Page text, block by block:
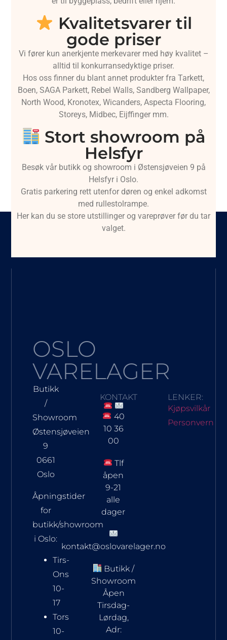
Kvalitetsvarer til
gode priser
Vi fører kun anerkjente merkevarer med høy kvalitet –
alltid til konkurransedyktige priser.
Hos oss finner du blant annet produkter fra Tarkett,
Boen, SAGA Parkett, Rebel Walls, Sandberg Wallpaper,
North Wood, Kronotex, Wicanders, Aspecta Flooring,
Storeys, Midbec, Eijffinger mm.
Stort showroom på
Helsfyr
Besøk vår butikk og showroom i Østensjøveien 9 på
Helsfyr i Oslo.
Gratis parkering rett utenfor døren og enkel adkomst
med rullestolrampe.
Her kan du se store utstillinger og vareprøver før du tar
valget.
OSLO
VARELAGER
Butikk
/
Showroom
Østensjøveien
9
0661
Oslo
Åpningstider
for
butikk/showroom
i Oslo:
Tirs-
Ons
10-
17
Tors
10-
KONTAKT
40
10 36
00
Tlf
åpen
9-21
alle
dager
kontakt@oslovarelager.no
Butikk /
Showroom
Åpen
Tirsdag-
Lørdag,
Adr:
LENKER:
Kjøpsvilkår
Personvern